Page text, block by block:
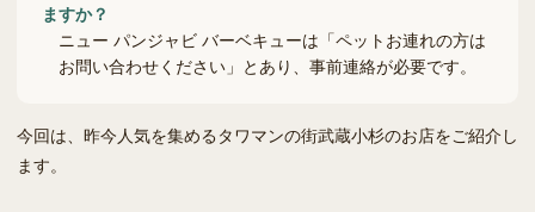
ますか？
ニュー パンジャビ バーベキューは「ペットお連れの方は
お問い合わせください」とあり、事前連絡が必要です。
今回は、昨今人気を集めるタワマンの街武蔵小杉のお店をご紹介し
ます。